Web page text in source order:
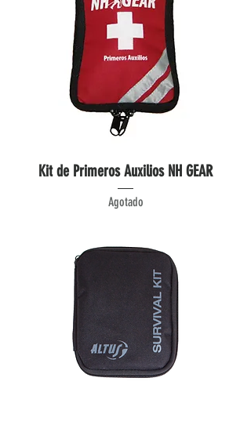
Kit de Primeros Auxilios NH GEAR
Agotado